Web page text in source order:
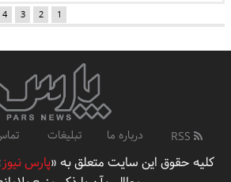
1
2
3
4
درباره ما تبلیغات
کلیه حقوق این سایت متعلق به «پارس نیوز